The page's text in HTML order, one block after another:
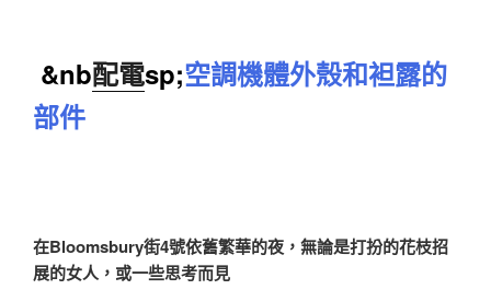
&nb配電sp;空調機體外殼和袒露的
部件
在Bloomsbury街4號依舊繁華的夜，無論是打扮的花枝招
展的女人，或一些思考而見